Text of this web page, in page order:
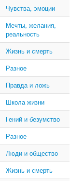
Чувства, эмоции
Мечты, желания,
реальность
Жизнь и смерть
Разное
Правда и ложь
Школа жизни
Гений и безумство
Разное
Люди и общество
Жизнь и смерть